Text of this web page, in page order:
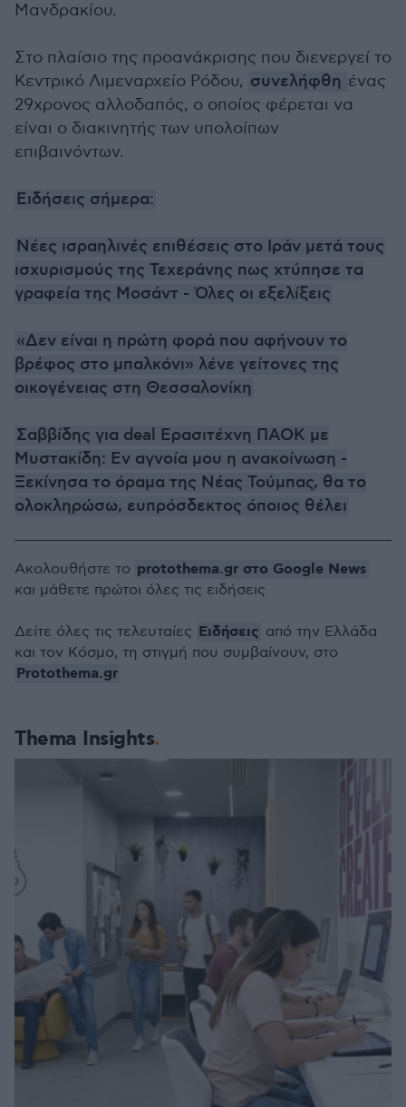
Μανδρακίου.
Στο πλαίσιο της προανάκρισης που διενεργεί το
Κεντρικό Λιμεναρχείο Ρόδου, συνελήφθη ένας
29χρονος αλλοδαπός, ο οποίος φέρεται να
είναι ο διακινητής των υπολοίπων
επιβαινόντων.
Ειδήσεις σήμερα:
Νέες ισραηλινές επιθέσεις στο Ιράν μετά τους
ισχυρισμούς της Τεχεράνης πως χτύπησε τα
γραφεία της Μοσάντ - Όλες οι εξελίξεις
«Δεν είναι η πρώτη φορά που αφήνουν το
βρέφος στο μπαλκόνι» λένε γείτονες της
οικογένειας στη Θεσσαλονίκη
Σαββίδης για deal Ερασιτέχνη ΠΑΟΚ με
Μυστακίδη: Εν αγνοία μου η ανακοίνωση -
Ξεκίνησα το όραμα της Νέας Τούμπας, θα το
ολοκληρώσω, ευπρόσδεκτος όποιος θέλει
Thema Insights
Ακολουθήστε το protothema.gr στο Google News
και μάθετε πρώτοι όλες τις ειδήσεις
Δείτε όλες τις τελευταίες Ειδήσεις από την Ελλάδα
και τον Κόσμο, τη στιγμή που συμβαίνουν, στο
Protothema.gr